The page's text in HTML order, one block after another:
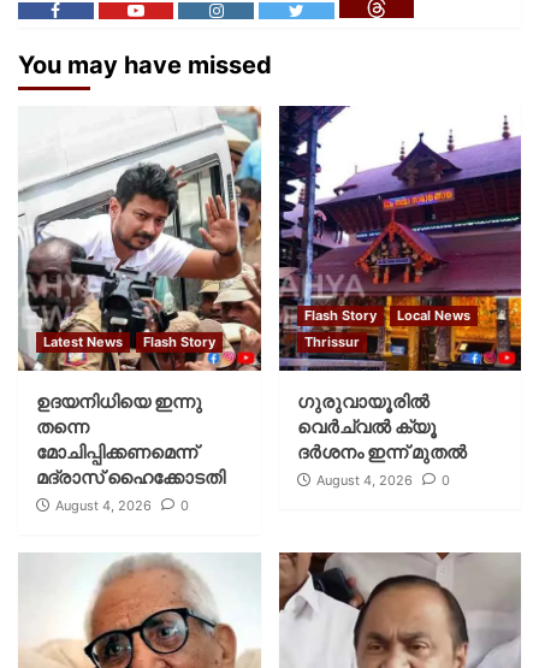
You may have missed
Latest News Flash Story
ഉദയനിധിയെ ഇന്നു
തന്നെ
മോചിപ്പിക്കണമെന്ന്
മദ്രാസ് ഹൈക്കോടതി
August 4, 2026 0
Flash Story
Local News
Thrissur
ഗുരുവായൂരില്‍
വെര്‍ച്വല്‍ ക്യൂ
ദര്‍ശനം ഇന്ന് മുതല്‍
August 4, 2026 0